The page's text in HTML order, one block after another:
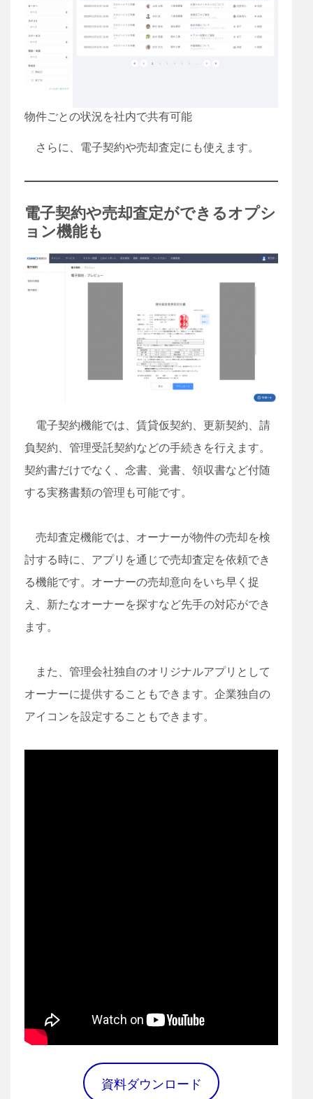
物件ごとの状況を社内で共有可能
さらに、電子契約や売却査定にも使えます。
電子契約や売却査定ができるオプシ
ョン機能も
電子契約機能では、賃貸仮契約、更新契約、請
負契約、管理受託契約などの手続きを行えます。
契約書だけでなく、念書、覚書、領収書など付随
する実務書類の管理も可能です。
売却査定機能では、オーナーが物件の売却を検
討する時に、アプリを通じで売却査定を依頼でき
る機能です。オーナーの売却意向をいち早く捉
え、新たなオーナーを探すなど先手の対応ができ
ます。
また、管理会社独自のオリジナルアプリとして
オーナーに提供することもできます。企業独自の
アイコンを設定することもできます。
資料ダウンロード